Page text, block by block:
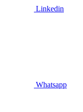
Linkedin
Whatsapp